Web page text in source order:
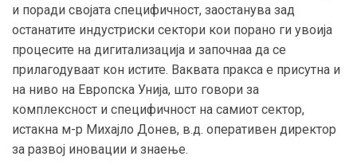
и поради својата специфичност, заостанува зад
останатите индустриски сектори кои порано ги увоија
процесите на дигитализација и започнаа да се
прилагодуваат кон истите. Ваквата пракса е присутна и
на ниво на Европска Унија, што говори за
комплексност и специфичност на самиот сектор,
истакна м-р Михајло Донев, в.д. оперативен директор
за развој иновации и знаење.